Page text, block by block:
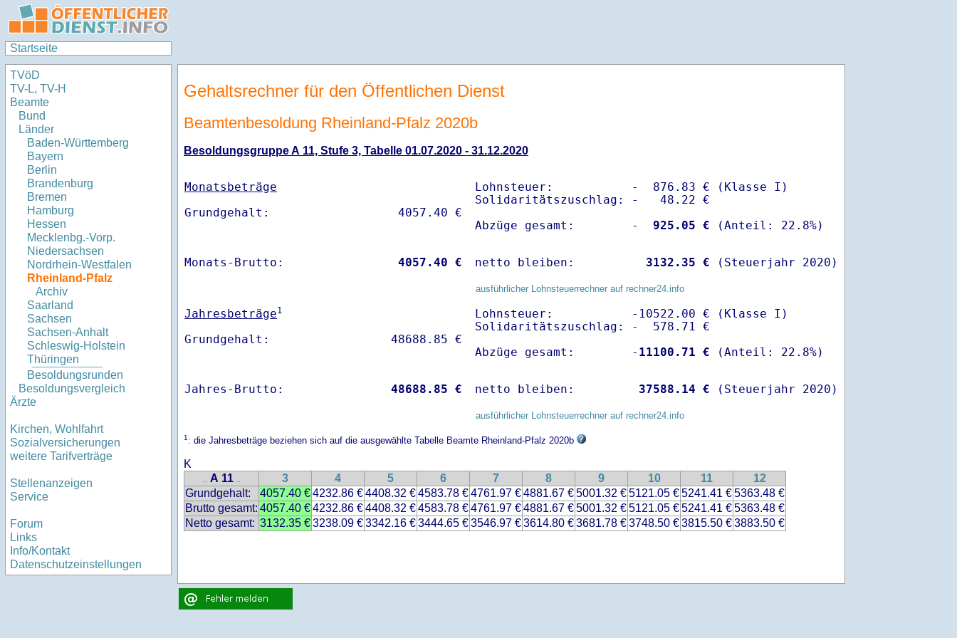
Startseite
TVöD
TV-L, TV-H
Beamte
Bund
Länder
Baden-Württemberg
Bayern
Berlin
Brandenburg
Bremen
Hamburg
Hessen
Mecklenbg.-Vorp.
Niedersachsen
Nordrhein-Westfalen
Rheinland-Pfalz
Archiv
Saarland
Sachsen
Sachsen-Anhalt
Schleswig-Holstein
Thüringen
Besoldungsrunden
Besoldungsvergleich
Ärzte
Kirchen, Wohlfahrt
Sozialversicherungen
weitere Tarifverträge
Stellenanzeigen
Service
Forum
Links
Info/Kontakt
Datenschutzeinstellungen
Gehaltsrechner für den Öffentlichen Dienst
Beamtenbesoldung Rheinland-Pfalz 2020b
Besoldungsgruppe A 11, Stufe 3, Tabelle 01.07.2020 - 31.12.2020
Monatsbeträge
Lohnsteuer:           -  876.83 € (Klasse I)
Solidaritätszuschlag: -   48.22 €
Abzüge gesamt:        -
  925.05 €
Monats-Brutto: 4057.40 € netto bleiben: 3132.35 € (Steuerjahr 2020)
ausführlicher Lohnsteuerrechner auf rechner24.info
Jahresbeträge1
Lohnsteuer:           -10522.00 € (Klasse I)
Solidaritätszuschlag: -  578.71 €
Abzüge gesamt:        - 11100.71 €
Jahres-Brutto: 48688.85 € netto bleiben: 37588.14 € (Steuerjahr 2020)
ausführlicher Lohnsteuerrechner auf rechner24.info
1: die Jahresbeträge beziehen sich auf die ausgewählte Tabelle Beamte Rheinland-Pfalz 2020b
K
.. A 11 .. 3 4 5 6 7 8 9 10 11
12
Grundgehalt:
4057.40 €4232.86 €4408.32 €4583.78 €4761.97 €4881.67 €5001.32 €5121.05 €5241.41 €5363.48 €
Brutto gesamt: 4057.40 €4232.86 €4408.32 €4583.78 €4761.97 €4881.67 €5001.32 €5121.05 €5241.41 €5363.48 €
Netto gesamt: 3132.35 €3238.09 €3342.16 €3444.65 €3546.97 €3614.80 €3681.78 €3748.50 €3815.50 €3883.50 €